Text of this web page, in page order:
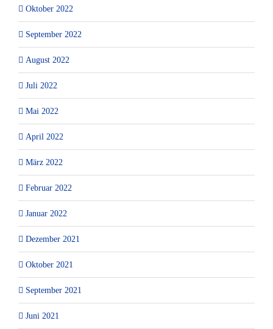
Oktober 2022
September 2022
August 2022
Juli 2022
Mai 2022
April 2022
März 2022
Februar 2022
Januar 2022
Dezember 2021
Oktober 2021
September 2021
Juni 2021